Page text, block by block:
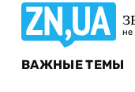
не
ВАЖНЫЕ ТЕМЫ